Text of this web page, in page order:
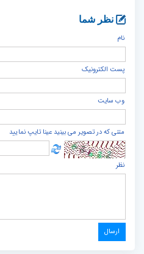
نظر شما
نام
پست الكترونيک
وب سایت
متنی که در تصویر می بینید عینا تایپ نمایید
نظر